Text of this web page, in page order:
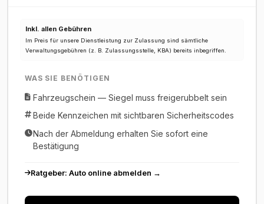
Inkl. allen Gebühren
Im Preis für unsere Dienstleistung zur Zulassung sind sämtliche
Verwaltungsgebühren (z. B. Zulassungsstelle, KBA) bereits inbegriffen.
WAS SIE BENÖTIGEN
Fahrzeugschein — Siegel muss freigerubbelt sein
Beide Kennzeichen mit sichtbaren Sicherheitscodes
Nach der Abmeldung erhalten Sie sofort eine
Bestätigung
Ratgeber: Auto online abmelden →